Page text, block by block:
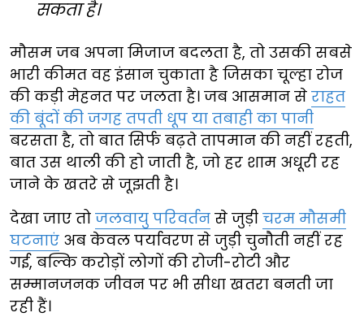
सकता है।
मौसम जब अपना मिजाज बदलता है, तो उसकी सबसे
भारी कीमत वह इंसान चुकाता है जिसका चूल्हा रोज
की कड़ी मेहनत पर जलता है। जब आसमान से राहत
की बूंदों की जगह तपती धूप या तबाही का पानी
बरसता है, तो बात सिर्फ बढ़ते तापमान की नहीं रहती,
बात उस थाली की हो जाती है, जो हर शाम अधूरी रह
जाने के खतरे से जूझती है।
देखा जाए तो जलवायु परिवर्तन से जुड़ी चरम मौसमी
घटनाएं अब केवल पर्यावरण से जुड़ी चुनौती नहीं रह
गई, बल्कि करोड़ों लोगों की रोजी-रोटी और
सम्मानजनक जीवन पर भी सीधा खतरा बनती जा
रही हैं।